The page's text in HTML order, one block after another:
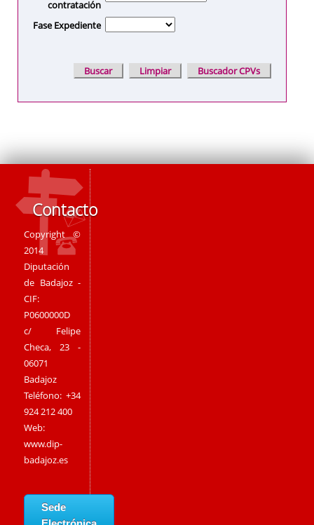
contratación
Fase Expediente
Contacto
Copyright ©
2014
Diputación
de Badajoz -
CIF:
P0600000D
c/ Felipe
Checa, 23 -
06071
Badajoz
Teléfono: +34
924 212 400
Web:
www.dip-
badajoz.es
Sede